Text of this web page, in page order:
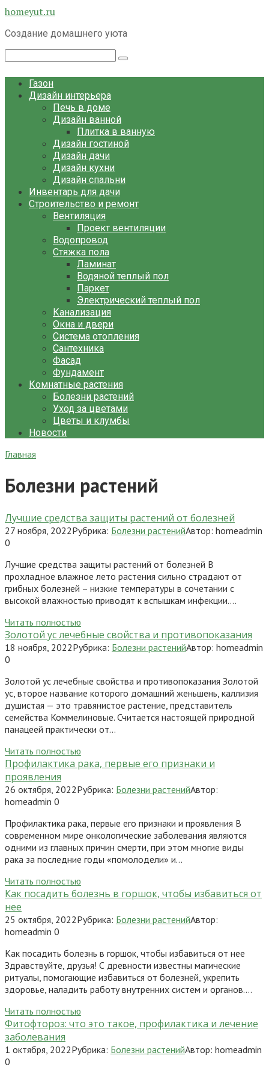
Перейти
контенту
homeyut.ru
Создание домашнего уюта
Газон
Дизайн интерьера
Печь в доме
Дизайн ванной
Плитка в ванную
Дизайн гостиной
Дизайн дачи
Дизайн кухни
Дизайн спальни
Инвентарь для дачи
Строительство и ремонт
Вентиляция
Проект вентиляции
Водопровод
Стяжка пола
Ламинат
Водяной теплый пол
Паркет
Электрический теплый пол
Канализация
Окна и двери
Система отопления
Сантехника
Фасад
Фундамент
Комнатные растения
Болезни растений
Уход за цветами
Цветы и клумбы
Новости
Главная
Болезни растений
Лучшие средства защиты растений от болезней
27 ноября, 2022Рубрика: Болезни растенийАвтор: homeadmin
0
Лучшие средства защиты растений от болезней В
прохладное влажное лето растения сильно страдают от
грибных болезней – низкие температуры в сочетании с
высокой влажностью приводят к вспышкам инфекции….
Читать полностью
Золотой ус лечебные свойства и противопоказания
18 ноября, 2022Рубрика: Болезни растенийАвтор: homeadmin
0
Золотой ус лечебные свойства и противопоказания Золотой
ус, второе название которого домашний женьшень, каллизия
душистая — это травянистое растение, представитель
семейства Коммелиновые. Считается настоящей природной
панацеей практически от…
Читать полностью
Профилактика рака, первые его признаки и
проявления
26 октября, 2022Рубрика: Болезни растенийАвтор:
homeadmin 0
Профилактика рака, первые его признаки и проявления В
современном мире онкологические заболевания являются
одними из главных причин смерти, при этом многие виды
рака за последние годы «помолодели» и…
Читать полностью
Как посадить болезнь в горшок, чтобы избавиться от
нее
25 октября, 2022Рубрика: Болезни растенийАвтор:
homeadmin 0
Как посадить болезнь в горшок, чтобы избавиться от нее
Здравствуйте, друзья! С древности известны магические
ритуалы, помогающие избавиться от болезней, укрепить
здоровье, наладить работу внутренних систем и органов….
Читать полностью
Фитофтороз: что это такое, профилактика и лечение
заболевания
1 октября, 2022Рубрика: Болезни растенийАвтор: homeadmin
0